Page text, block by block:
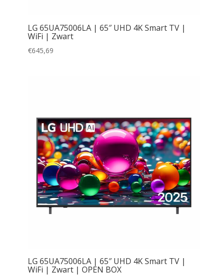
LG 65UA75006LA | 65″ UHD 4K Smart TV |
WiFi | Zwart
€645,69
LG 65UA75006LA | 65″ UHD 4K Smart TV |
WiFi | Zwart | OPEN BOX